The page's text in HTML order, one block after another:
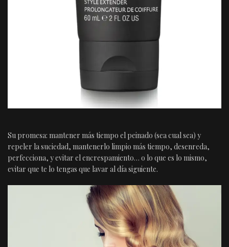
Su promesa: mantener más tiempo el peinado (sea cual sea) y
repeler la suciedad, mantenerlo limpio más tiempo, desenreda,
perfecciona, y evitar el encrespamiento… o lo que es lo mismo,
evitar que te lo tengas que lavar al día siguiente.